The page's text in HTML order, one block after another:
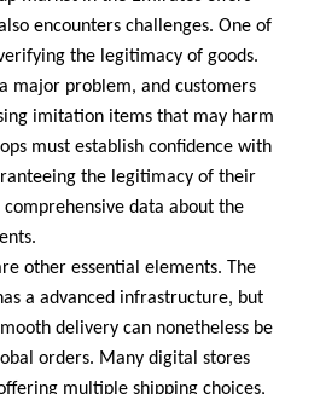
encounters challenges. One of
the legitimacy of goods.
major problem, and customers
imitation items that may harm
must establish confidence with
the legitimacy of their
data about the
other essential elements. The
a advanced infrastructure, but
delivery can nonetheless be
orders. Many digital stores
multiple shipping choices,